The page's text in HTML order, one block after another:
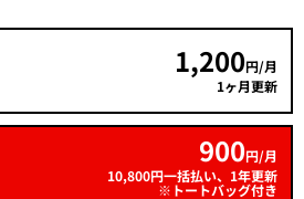
1,200円/月
1ヶ月更新
900円/月
10,800円一括払い、1年更新
※トートバッグ付き